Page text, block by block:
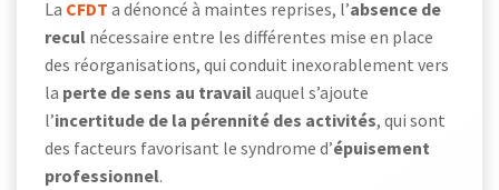
La CFDT a dénoncé à maintes reprises, l’absence de
recul nécessaire entre les différentes mise en place
des réorganisations, qui conduit inexorablement vers
la perte de sens au travailauquel s’ajoute
l’incertitude de la pérennité des activités, qui sont
des facteurs favorisant le syndrome d’épuisement
professionnel.